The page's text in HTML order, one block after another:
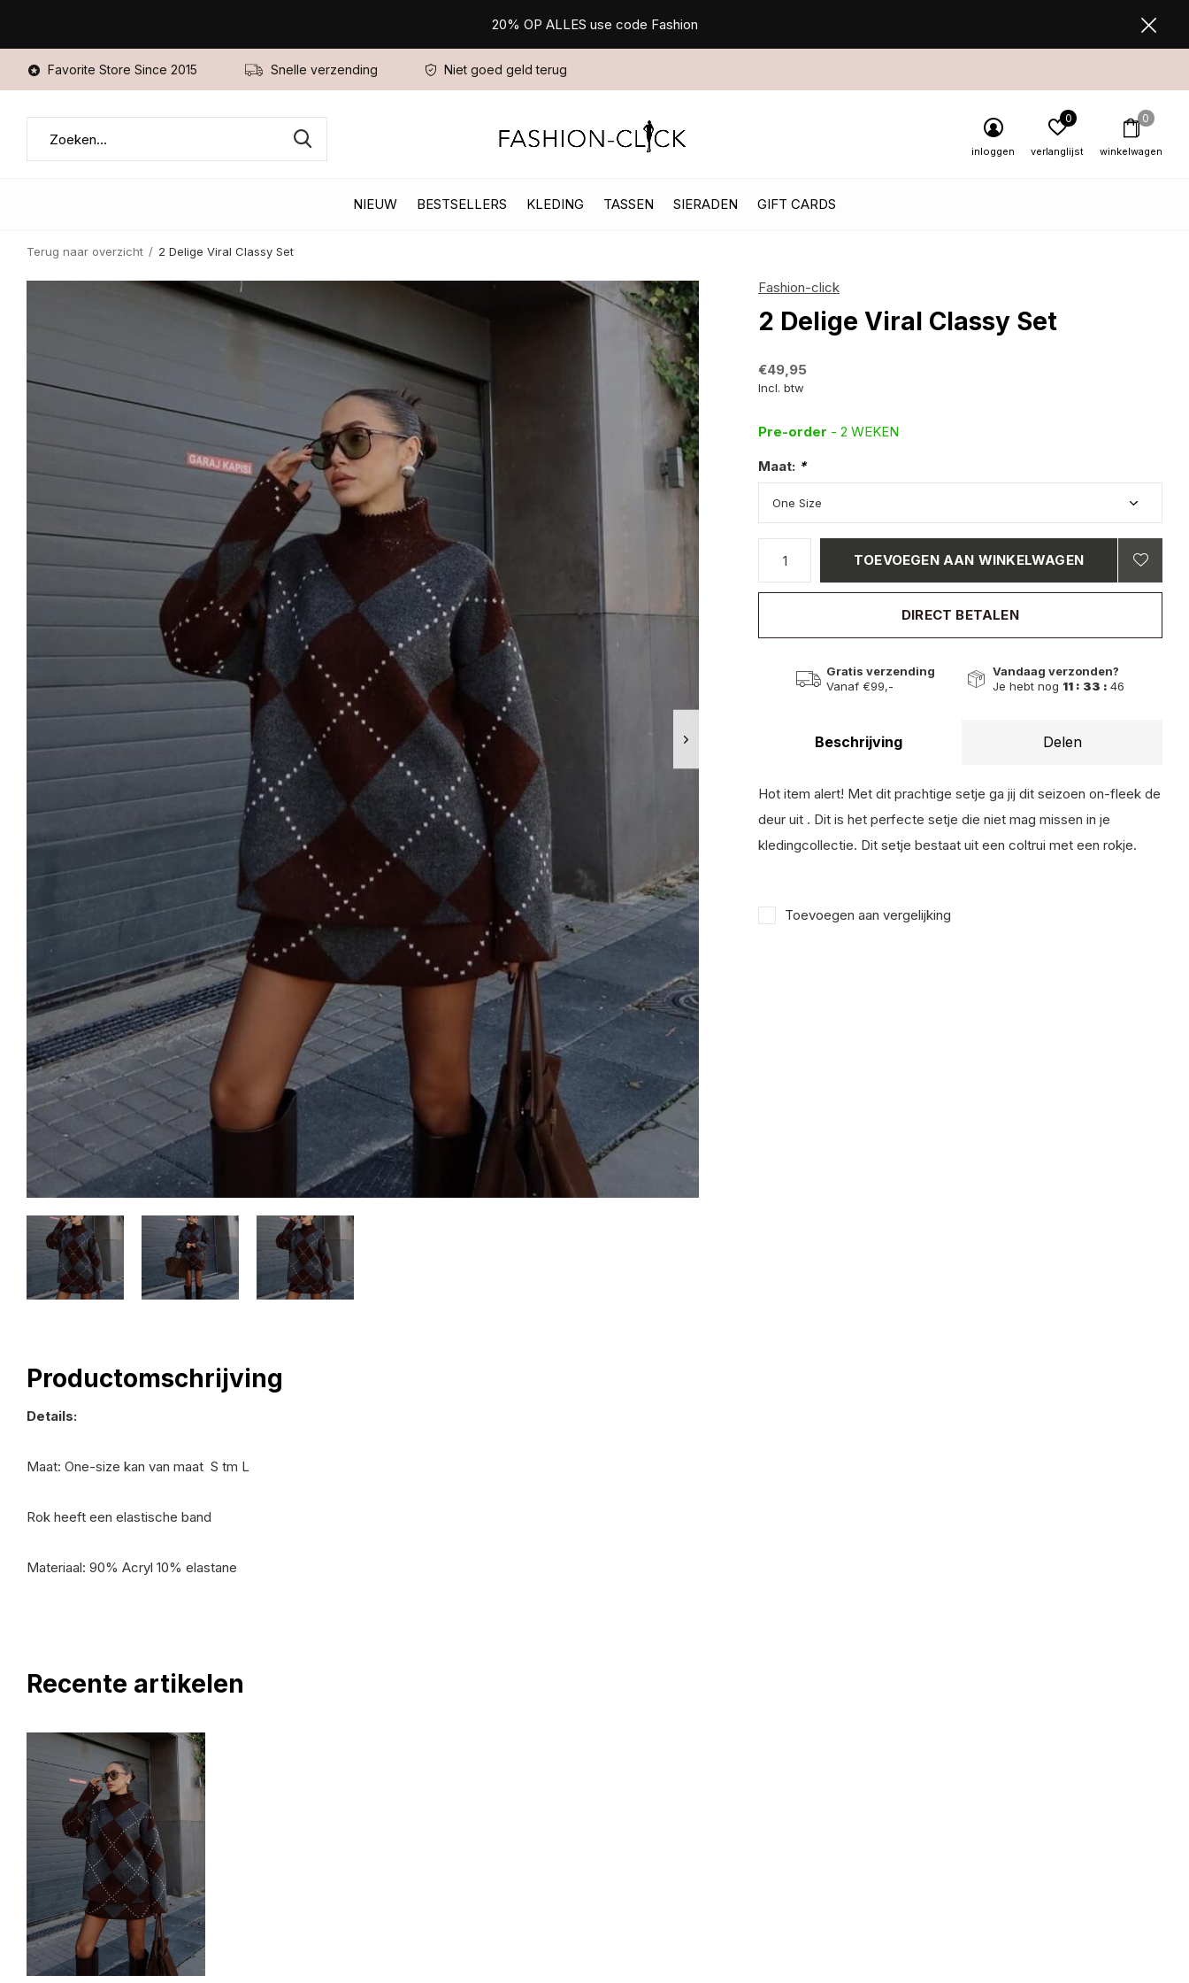
NIEUW BESTSELLERS KLEDING TASSEN SIERADEN GIFT CARDS
inloggen verlanglijst
0
winkelwagen
0
Favorite Store Since 2015 Snelle verzending Niet goed geld terug
20% OP ALLES use code Fashion
Terug naar overzicht 2 Delige Viral Classy Set
Fashion-click
2 Delige Viral Classy Set
€49,95
Incl. btw
Pre-order - 2 WEKEN
Maat: *
TOEVOEGEN AAN WINKELWAGEN
DIRECT BETALEN
Gratis verzending
Vanaf €99,-
Vandaag verzonden?
Je hebt nog 11 : 33 : 45
Beschrijving Delen
Hot item alert! Met dit prachtige setje ga jij dit seizoen on-fleek de
deur uit . Dit is het perfecte setje die niet mag missen in je
kledingcollectie. Dit setje bestaat uit een coltrui met een rokje.
Toevoegen aan vergelijking
Productomschrijving
Details:
Maat: One-size kan van maat S tm L
Rok heeft een elastische band
Materiaal: 90% Acryl 10% elastane
Recente artikelen